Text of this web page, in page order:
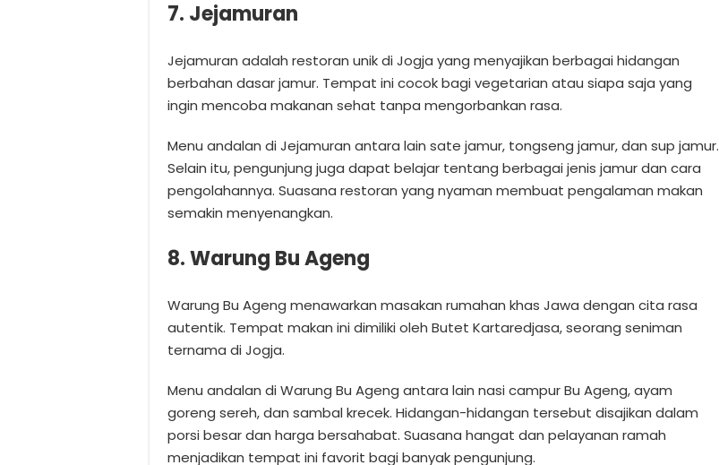
7. Jejamuran
Jejamuran adalah restoran unik di Jogja yang menyajikan berbagai hidangan
berbahan dasar jamur. Tempat ini cocok bagi vegetarian atau siapa saja yang
ingin mencoba makanan sehat tanpa mengorbankan rasa.
Menu andalan di Jejamuran antara lain sate jamur, tongseng jamur, dan sup jamur.
Selain itu, pengunjung juga dapat belajar tentang berbagai jenis jamur dan cara
pengolahannya. Suasana restoran yang nyaman membuat pengalaman makan
semakin menyenangkan.
8. Warung Bu Ageng
Warung Bu Ageng menawarkan masakan rumahan khas Jawa dengan cita rasa
autentik. Tempat makan ini dimiliki oleh Butet Kartaredjasa, seorang seniman
ternama di Jogja.
Menu andalan di Warung Bu Ageng antara lain nasi campur Bu Ageng, ayam
goreng sereh, dan sambal krecek. Hidangan-hidangan tersebut disajikan dalam
porsi besar dan harga bersahabat. Suasana hangat dan pelayanan ramah
menjadikan tempat ini favorit bagi banyak pengunjung.